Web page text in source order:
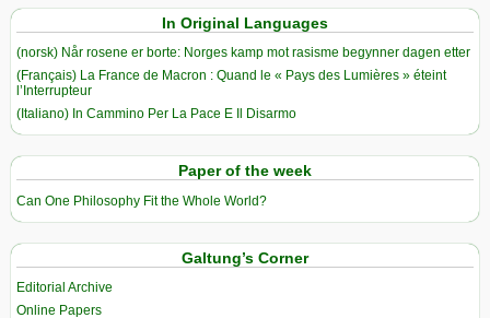
In Original Languages
(norsk) Når rosene er borte: Norges kamp mot rasisme begynner dagen etter
(Français) La France de Macron : Quand le « Pays des Lumières » éteint
l’Interrupteur
(Italiano) In Cammino Per La Pace E Il Disarmo
Paper of the week
Can One Philosophy Fit the Whole World?
Galtung’s Corner
Editorial Archive
Online Papers